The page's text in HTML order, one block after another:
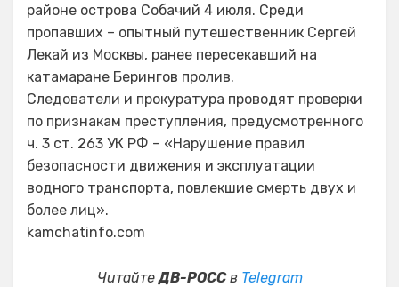
районе острова Собачий 4 июля. Среди
пропавших – опытный путешественник Сергей
Лекай из Москвы, ранее пересекавший на
катамаране Берингов пролив.
Следователи и прокуратура проводят проверки
по признакам преступления, предусмотренного
ч. 3 ст. 263 УК РФ – «Нарушение правил
безопасности движения и эксплуатации
водного транспорта, повлекшие смерть двух и
более лиц».
kamchatinfo.com
ЧитайтеДВ-РОССв Telegram